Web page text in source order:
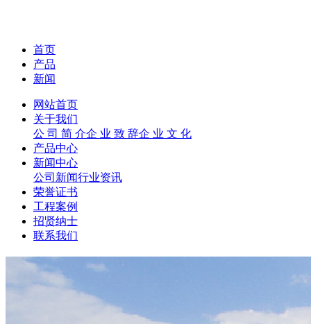
首页
产品
新闻
网站首页
关于我们
公 司 简 介企 业 致 辞企 业 文 化
产品中心
新闻中心
公司新闻行业资讯
荣誉证书
工程案例
招贤纳士
联系我们